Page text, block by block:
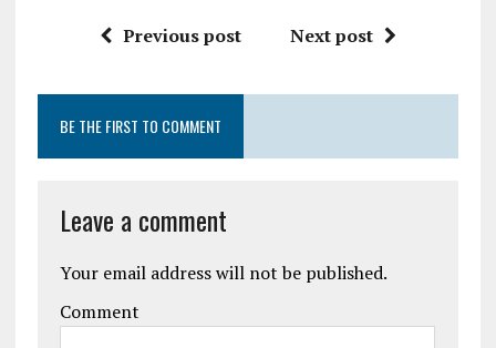
Previous post Next post
BE THE FIRST TO COMMENT
Leave a comment
Your email address will not be published.
Comment